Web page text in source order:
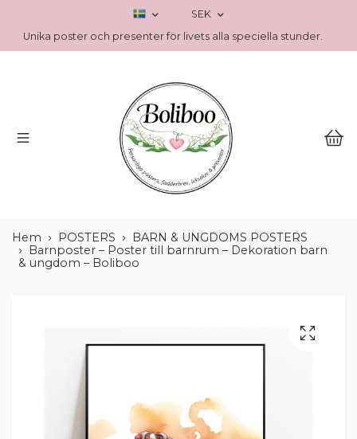
SEK
Unika poster och presenter för livets alla speciella stunder.
Hem POSTERS
BARN & UNGDOMS POSTERS
Barnposter – Poster till barnrum – Dekoration barn
& ungdom – Boliboo